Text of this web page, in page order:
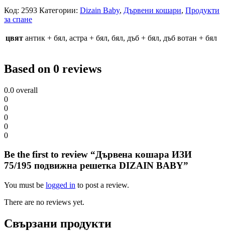
Код: 2593 Категории: Dizain Baby, Дървени кошари, Продукти
за спане
цвят антик + бял, астра + бял, бял, дъб + бял, дъб вотан + бял
Based on 0 reviews
0.0 overall
0
0
0
0
0
Be the first to review “Дървена кошара ИЗИ
75/195 подвижна решетка DIZAIN BABY”
You must be logged in to post a review.
There are no reviews yet.
Свързани продукти